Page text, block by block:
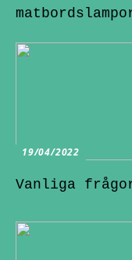
19/04/2022
Vanliga